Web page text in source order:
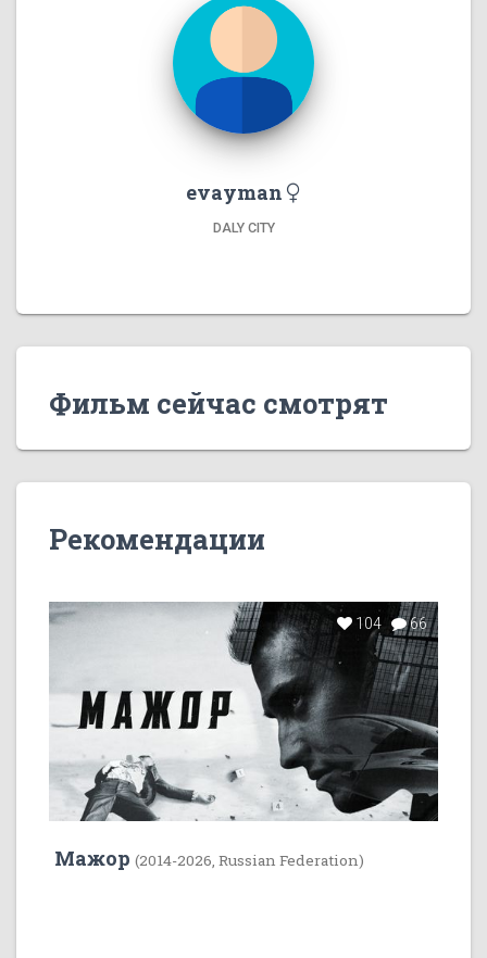
evayman
DALY CITY
Фильм сейчас смотрят
Рекомендации
104 66
Мажор (2014-2026, Russian Federation)